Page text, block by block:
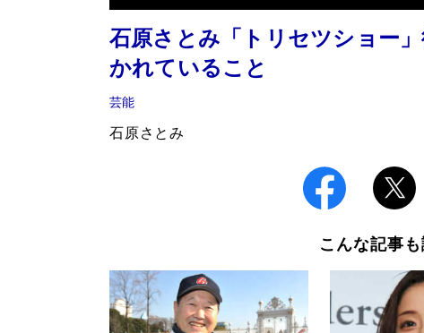
石原さとみ「トリセツショー
かれていること
芸能
石原さとみ
こんな記事